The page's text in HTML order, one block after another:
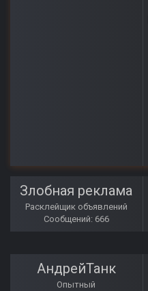
Злобная реклама
Расклейщик объявлений
Сообщений: 666
АндрейТанк
Опытный